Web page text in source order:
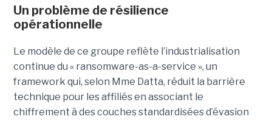
Un problème de résilience
opérationnelle
Le modèle de ce groupe reflète l’industrialisation
continue du « ransomware-as-a-service », un
framework qui, selon Mme Datta, réduit la barrière
technique pour les affiliés en associant le
chiffrement à des couches standardisées d’évasion